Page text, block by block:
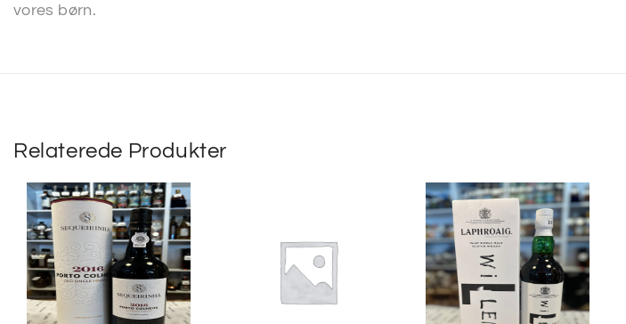
vores børn.
Relaterede Produkter